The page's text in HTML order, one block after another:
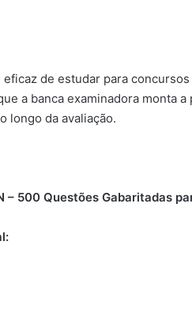
de estudar para
a banca examinadora monta
longo da avaliação.
– 500 Questões Gabaritadas